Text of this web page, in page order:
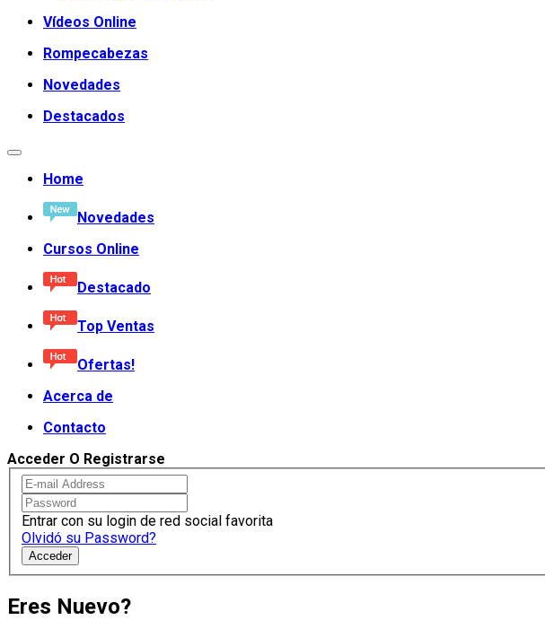
Vídeos Online
Rompecabezas
Novedades
Destacados
Home
Novedades
Cursos Online
Destacado
Top Ventas
Ofertas!
Acerca de
Contacto
Acceder O Registrarse
Entrar con su login de red social favorita
Olvidó su Password?
Acceder
Eres Nuevo?